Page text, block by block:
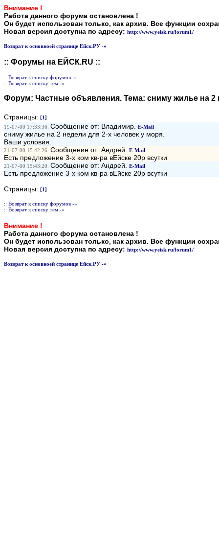
Внимание !
Работа данного форума остановлена !
Он будет использован только, как архив. Все функции
Новая версия доступна по адресу: http://www.yeisk.ru/forum1/
Возврат к основноей странице Ейск.РУ -»
:: Форумы на ЕЙСК.RU ::
:: Возврат к списку форумов -»
:: Возврат к списку тем -»
Форум: Частные объявления. Тема: сниму жилье на 2
Страницы: [1]
19-07-00 17:33:36. Сообщение от: Владимир. E-Mail
сниму жилье на 2 недели для 2-х человек у моря.
Ваши условия.
21-07-00 15:42:26. Сообщение от: Андрей. E-Mail
Есть предложение 3-х ком кв-ра вЕйске 20р всутки
21-07-00 15:43:20. Сообщение от: Андрей. E-Mail
Есть предложение 3-х ком кв-ра вЕйске 20р всутки
Страницы: [1]
:: Возврат к списку форумов -»
:: Возврат к списку тем -»
Внимание !
Работа данного форума остановлена !
Он будет использован только, как архив. Все функции
Новая версия доступна по адресу: http://www.yeisk.ru/forum1/
Возврат к основноей странице Ейск.РУ -»